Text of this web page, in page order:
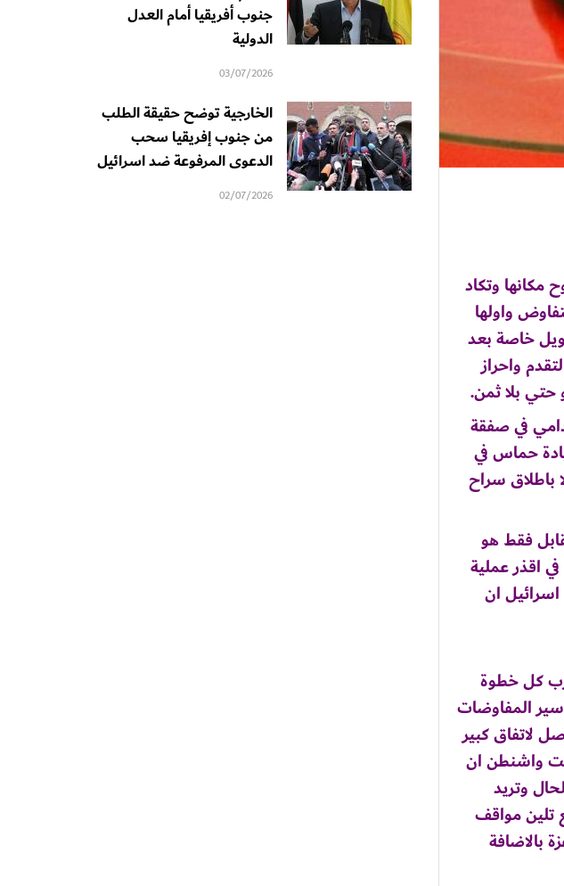
مكانها وتكاد
واولها
خاصة بعد
واحراز
حتي بلا ثمن.
في صفقة
حماس في
سراح
فقط هو
اقذر عملية
ان
كل خطوة
سير المفاوضات
لاتفاق كبير
واشنطن ان
وتريد
تلين مواقف
بالاضافة
جنوب أفريقيا أمام العدل
الدولية
03/07/2026
الخارجية توضح حقيقة الطلب
من جنوب إفريقيا سحب
الدعوى المرفوعة ضد اسرائيل
02/07/2026